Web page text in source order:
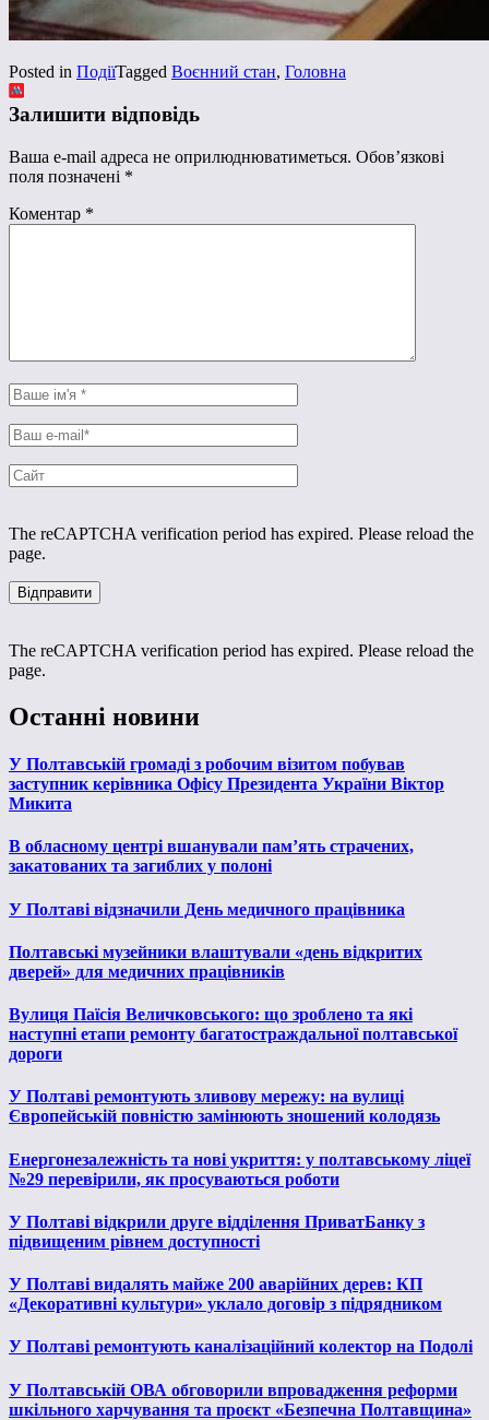
Posted in ПодіїTagged Воєнний стан, Головна
Залишити відповідь
Ваша e-mail адреса не оприлюднюватиметься. Обов’язкові
поля позначені *
Коментар *
The reCAPTCHA verification period has expired. Please reload the
page.
The reCAPTCHA verification period has expired. Please reload the
page.
Останні новини
У Полтавській громаді з робочим візитом побував
заступник керівника Офісу Президента України Віктор
Микита
В обласному центрі вшанували пам’ять страчених,
закатованих та загиблих у полоні
У Полтаві відзначили День медичного працівника
Полтавські музейники влаштували «день відкритих
дверей» для медичних працівників
Вулиця Паїсія Величковського: що зроблено та які
наступні етапи ремонту багатостраждальної полтавської
дороги
У Полтаві ремонтують зливову мережу: на вулиці
Європейській повністю замінюють зношений колодязь
Енергонезалежність та нові укриття: у полтавському ліцеї
№29 перевірили, як просуваються роботи
У Полтаві відкрили друге відділення ПриватБанку з
підвищеним рівнем доступності
У Полтаві видалять майже 200 аварійних дерев: КП
«Декоративні культури» уклало договір з підрядником
У Полтаві ремонтують каналізаційний колектор на Подолі
У Полтавській ОВА обговорили впровадження реформи
шкільного харчування та проєкт «Безпечна Полтавщина»